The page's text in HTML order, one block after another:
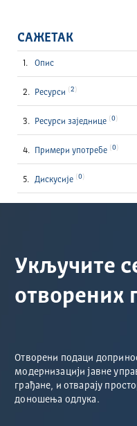
САЖЕТАК
Опис
Ресурси 2
Ресурси заједнице 0
Примери употребе 0
Дискусије 0
Укључите
отворених
Отворени подаци
модернизацији јавне
грађане, и отварају
доношења одлука.